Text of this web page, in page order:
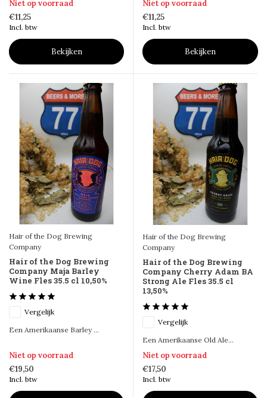
Niet op voorraad
€11,25
Incl. btw
Bekijken
Niet op voorraad
€11,25
Incl. btw
Bekijken
Hair of the Dog Brewing
Company
Hair of the Dog Brewing
Company Maja Barley
Wine Fles 35.5 cl 10,50%
Vergelijk
Een Amerikaanse Barley ...
Niet op voorraad
€19,50
Incl. btw
Hair of the Dog Brewing
Company
Hair of the Dog Brewing
Company Cherry Adam BA
Strong Ale Fles 35.5 cl
13,50%
Vergelijk
Een Amerikaanse Old Ale...
Niet op voorraad
€17,50
Incl. btw